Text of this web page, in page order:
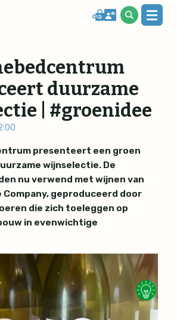
duurzame
| #groenidee
presenteert een groen
wijnselectie. De
nu verwend met wijnen van
Company, geproduceerd door
die zich toeleggen op
in evenwichtige